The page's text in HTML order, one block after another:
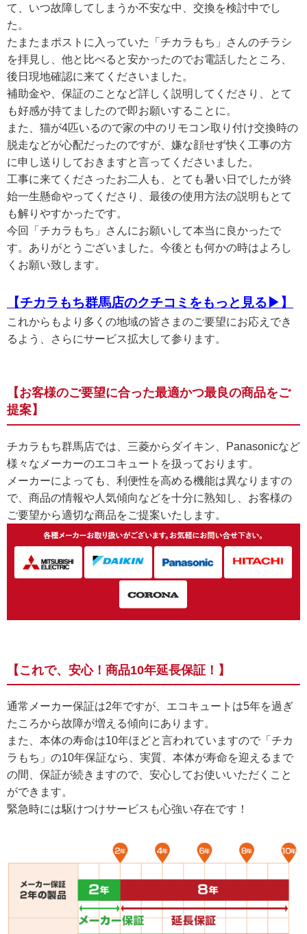
て、いつ故障してしまうか不安な中、交換を検討中でし
た。
たまたまポストに入っていた「チカラもち」さんのチラシ
を拝見し、他と比べると安かったのでお電話したところ、
後日現地確認に来てくださいました。
補助金や、保証のことなど詳しく説明してくださり、とて
も好感が持てましたので即お願いすることに。
また、猫が4匹いるので家の中のリモコン取り付け交換時の
脱走などが心配だったのですが、嫌な顔せず快く工事の方
に申し送りしておきますと言ってくださいました。
工事に来てくださったお二人も、とても暑い日でしたが終
始一生懸命やってくださり、最後の使用方法の説明もとて
も解りやすかったです。
今回「チカラもち」さんにお願いして本当に良かったで
す。ありがとうございました。今後とも何かの時はよろし
くお願い致します。
【チカラもち群馬店のクチコミをもっと見る▶】
これからもより多くの地域の皆さまのご要望にお応えでき
るよう、さらにサービス拡大して参ります。
【お客様のご要望に合った最適かつ最良の商品をご
提案】
チカラもち群馬店では、三菱からダイキン、Panasonicなど
様々なメーカーのエコキュートを扱っております。
メーカーによっても、利便性を高める機能は異なりますの
で、商品の情報や人気傾向などを十分に熟知し、お客様の
ご要望から適切な商品をご提案いたします。
【これで、安心！商品10年延長保証！】
通常メーカー保証は2年ですが、エコキュートは5年を過ぎ
たころから故障が増える傾向にあります。
また、本体の寿命は10年ほどと言われていますので「チカ
ラもち」の10年保証なら、実質、本体が寿命を迎えるまで
の間、保証が続きますので、安心してお使いいただくこと
ができます。
緊急時には駆けつけサービスも心強い存在です！